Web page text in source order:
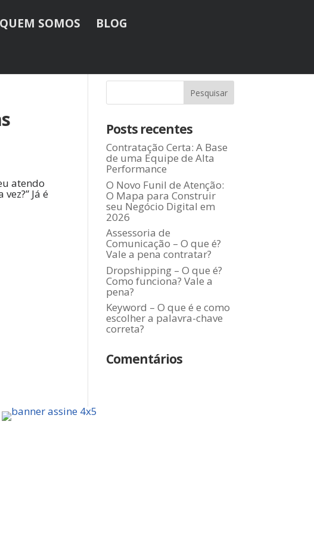
QUEM SOMOS
BLOG
atendo
Já é
Posts recentes
Contratação Certa: A Base
de uma Equipe de Alta
Performance
O Novo Funil de Atenção:
O Mapa para Construir
seu Negócio Digital em
2026
Assessoria de
Comunicação – O que é?
Vale a pena contratar?
Dropshipping – O que é?
Como funciona? Vale a
pena?
Keyword – O que é e como
escolher a palavra-chave
correta?
Comentários